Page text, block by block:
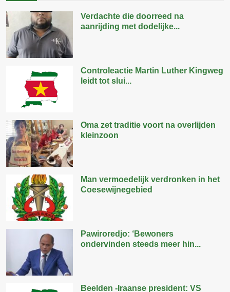
Verdachte die doorreed na
aanrijding met dodelijke...
Controleactie Martin Luther Kingweg
leidt tot slui...
Oma zet traditie voort na overlijden
kleinzoon
Man vermoedelijk verdronken in het
Coesewijnegebied
Pawiroredjo: ‘Bewoners
ondervinden steeds meer hin...
Beelden -Iraanse president: VS